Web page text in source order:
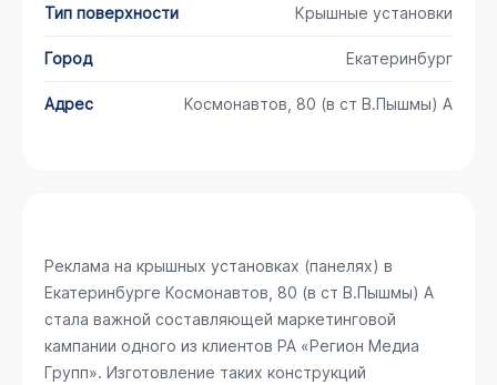
Тип поверхности Крышные установки
Город Екатеринбург
Адрес Космонавтов, 80 (в ст В.Пышмы) А
Реклама на крышных установках (панелях) в
Екатеринбурге Космонавтов, 80 (в ст В.Пышмы) А
стала важной составляющей маркетинговой
кампании одного из клиентов РА «Регион Медиа
Групп». Изготовление таких конструкций